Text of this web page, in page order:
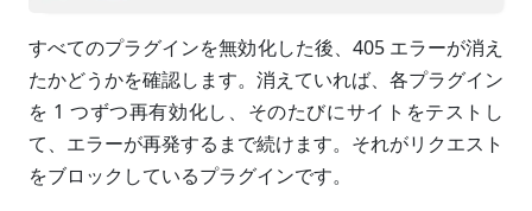
すべてのプラグインを無効化した後、405 エラーが消え
たかどうかを確認します。消えていれば、各プラグイン
を 1 つずつ再有効化し、そのたびにサイトをテストし
て、エラーが再発するまで続けます。それがリクエスト
をブロックしているプラグインです。